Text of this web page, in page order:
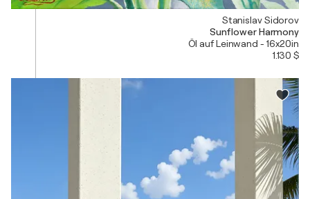
Stanislav Sidorov
Sunflower Harmony
Öl auf Leinwand - 16x20in
1.130 $